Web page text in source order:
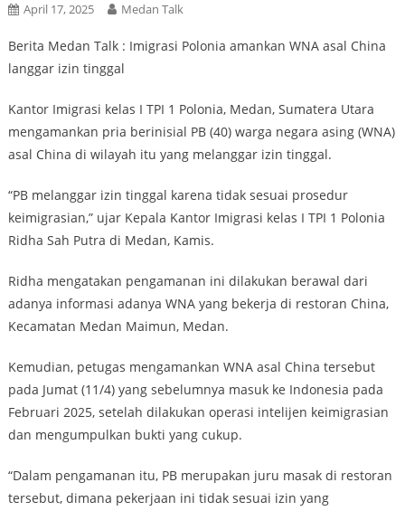
April 17, 2025 Medan Talk
Berita Medan Talk : Imigrasi Polonia amankan WNA asal China
langgar izin tinggal
Kantor Imigrasi kelas I TPI 1 Polonia, Medan, Sumatera Utara
mengamankan pria berinisial PB (40) warga negara asing (WNA)
asal China di wilayah itu yang melanggar izin tinggal.
“PB melanggar izin tinggal karena tidak sesuai prosedur
keimigrasian,” ujar Kepala Kantor Imigrasi kelas I TPI 1 Polonia
Ridha Sah Putra di Medan, Kamis.
Ridha mengatakan pengamanan ini dilakukan berawal dari
adanya informasi adanya WNA yang bekerja di restoran China,
Kecamatan Medan Maimun, Medan.
Kemudian, petugas mengamankan WNA asal China tersebut
pada Jumat (11/4) yang sebelumnya masuk ke Indonesia pada
Februari 2025, setelah dilakukan operasi intelijen keimigrasian
dan mengumpulkan bukti yang cukup.
“Dalam pengamanan itu, PB merupakan juru masak di restoran
tersebut, dimana pekerjaan ini tidak sesuai izin yang